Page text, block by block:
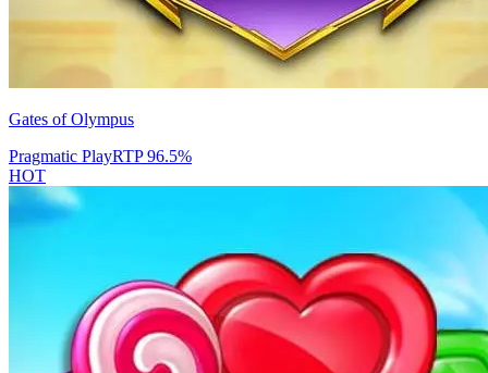
Gates of Olympus
Pragmatic PlayRTP96.5%
HOT